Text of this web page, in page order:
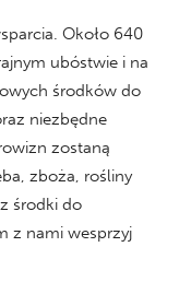
Około 640
ubóstwie i na
środków do
niezbędne
zostaną
zboża, rośliny
środki do
z nami wesprzyj